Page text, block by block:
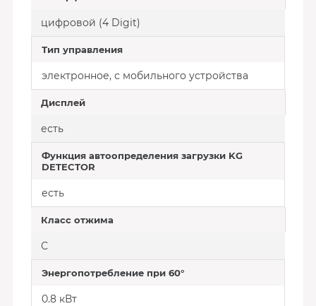
цифровой (4 Digit)
Тип управления
электронное, с мобильного устройства
Дисплей
есть
Функция автоопределения загрузки KG
DETECTOR
есть
Класс отжима
С
Энергопотребление при 60°
0.8 кВт